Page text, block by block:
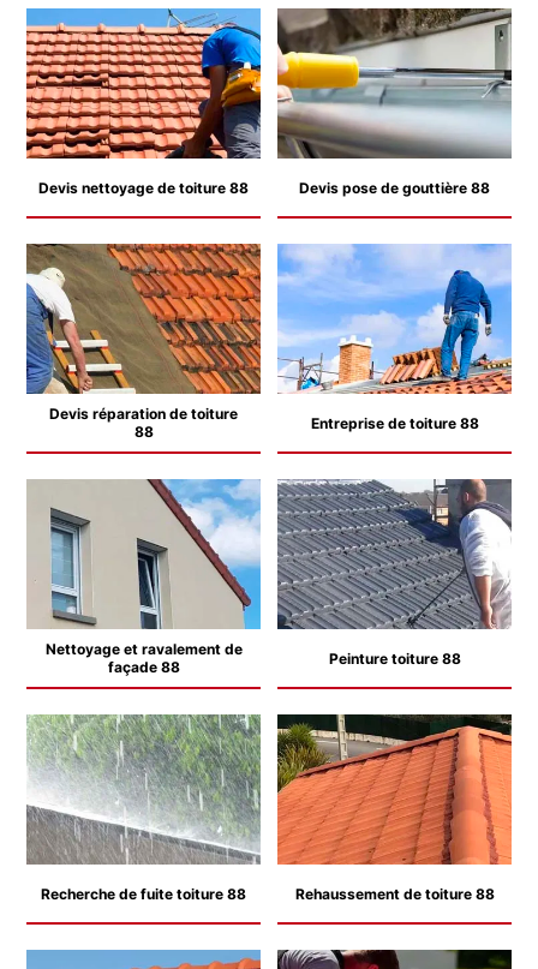
Devis nettoyage de toiture 88 Devis pose de gouttière 88
Devis réparation de toiture
88
Entreprise de toiture 88
Nettoyage et ravalement de
façade 88
Peinture toiture 88
Recherche de fuite toiture 88 Rehaussement de toiture 88